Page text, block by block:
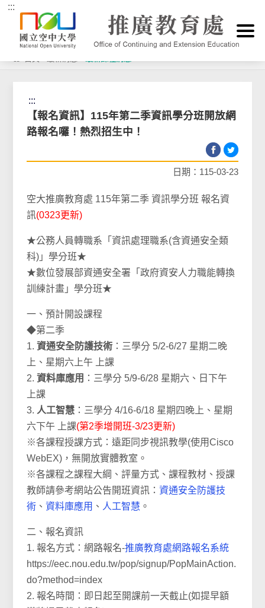
跳到主要內容區塊
:::
:::
【報名資訊】115年第二季資訊學分班開放網
路報名囉！熱烈招生中！
日期：115-03-23
空大推廣教育處 115年第二季 資訊學分班 報名資
訊(0323更新)
★公務人員轉職系「資訊處理職系(含資通安全類
科)」學分班★
★數位發展部資通安全署「政府資安人力職能轉換
訓練計畫」學分班★
一、預計開設課程
◆第二季
1.資通安全防護技術 ：三學分 5/2-6/27 星期二晚
上、星期六上午 上課
2.資料庫應用 ：三學分 5/9-6/28 星期六、日下午
上課
3. 人工智慧 ：三學分 4/16-6/18 星期四晚上、星期
六下午 上課(第2季增開班-3/23更新)
※各課程授課方式：遠距同步視訊教學(使用Cisco
WebEX)，無開放實體教室。
※各課程之課程大綱、評量方式、課程教材、授課
教師請參考網站公告開班資訊：資通安全防護技
術 、資料庫應用 、 人工智慧 。
二、報名資訊
1. 報名方式：網路報名-推廣教育處網路報名系統
https://eec.nou.edu.tw/pop/signup/PopMainAction.
do?method=index
2. 報名時間：即日起至開課前一天截止(如提早額